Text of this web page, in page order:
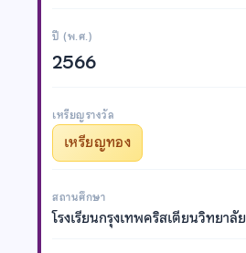
ปี (พ.ศ.)
2566
เหรียญรางวัล
เหรียญทอง
สถานศึกษา
โรงเรียนกรุงเทพคริสเตียนวิทยาลัย